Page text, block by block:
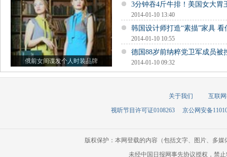
俄前女间谍发个人时装品牌
3分钟吞4斤牛排！美国女大胃
2014-01-10 13:40
韩国设计师打造“素描”家具 看
2014-01-10 10:55
德国88岁前纳粹党卫军成员被
2014-01-10 09:32
关于我们
互联
视听节目许可证0108263
京公网安备
版权保护：本网登载的内容（包括文字、图片、多
未经中国日报网事先协议授权，禁止